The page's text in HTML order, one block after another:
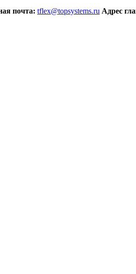
почта: tflex@topsystems.ru Адрес